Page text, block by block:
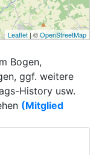
Leaflet | ©OpenStreetMap
Bogen,
ggf. weitere
History usw.
(Mitglied